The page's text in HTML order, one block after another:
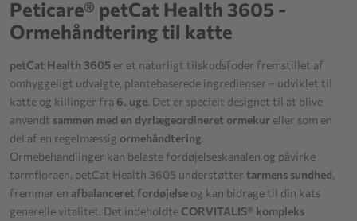
Peticare® petCat Health 3605 -
Ormehåndtering til katte
petCat Health 3605 er et naturligt tilskudsfoder fremstillet af
omhyggeligt udvalgte, plantebaserede ingredienser – udviklet til
katte og killinger fra 6. uge. Det er specielt designet til at blive
anvendt sammen med en dyrlægeordineret ormekur eller som en
del af en regelmæssig ormehåndtering.
Ormebehandlinger kan belaste fordøjelseskanalen og påvirke
tarmfloraen. petCat Health 3605 understøtter tarmens sundhed,
fremmer en afbalanceret fordøjelse og kan bidrage til din kats
generelle vitalitet. Det indeholdte CORVITALIS® kompleks